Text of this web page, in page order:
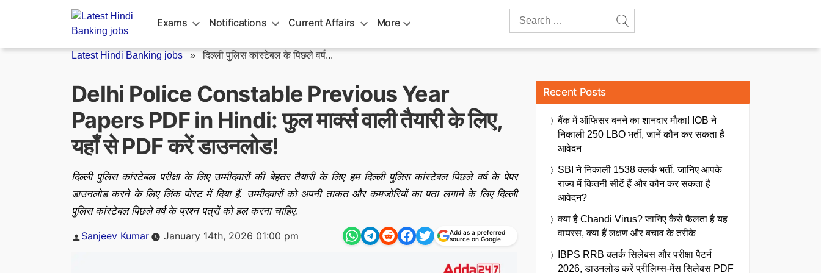
Exams Notifications Current Affairs More
Search
Latest Hindi Banking jobs »दिल्ली पुलिस कांस्टेबल के पिछले वर्ष...
Delhi Police Constable Previous Year
Papers PDF in Hindi: फुल मार्क्स वाली तैयारी के लिए,
यहाँ से PDF करें डाउनलोड!
दिल्ली पुलिस कांस्टेबल परीक्षा के लिए उम्मीदवारों की बेहतर तैयारी के लिए हम दिल्ली पुलिस कांस्टेबल पिछले वर्ष के पेपर
डाउनलोड करने के लिए लिंक पोस्ट में दिया हैं. उम्मीदवारों को अपनी ताकत और कमजोरियों का पता लगाने के लिए दिल्ली
पुलिस कांस्टेबल पिछले वर्ष के प्रश्न पत्रों को हल करना चाहिए.
Posted
Sanjeev Kumar January 14th, 2026 01:00 pm
Add as a preferred
source on Google
Recent Posts
बैंक में ऑफिसर बनने का शानदार मौका! IOB ने
निकाली 250 LBO भर्ती, जानें कौन कर सकता है
आवेदन
SBI ने निकाली 1538 क्लर्क भर्ती, जानिए आपके
राज्य में कितनी सीटें हैं और कौन कर सकता है
आवेदन?
क्या है Chandi Virus? जानिए कैसे फैलता है यह
वायरस, क्या हैं लक्षण और बचाव के तरीके
IBPS RRB क्लर्क सिलेबस और परीक्षा पैटर्न
2026, डाउनलोड करें प्रीलिम्स-मेंस सिलेबस PDF